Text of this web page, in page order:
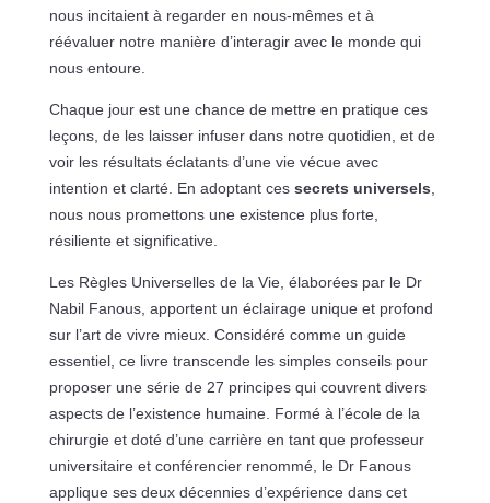
nous incitaient à regarder en nous-mêmes et à
réévaluer notre manière d’interagir avec le monde qui
nous entoure.
Chaque jour est une chance de mettre en pratique ces
leçons, de les laisser infuser dans notre quotidien, et de
voir les résultats éclatants d’une vie vécue avec
intention et clarté. En adoptant ces secrets universels,
nous nous promettons une existence plus forte,
résiliente et significative.
Les Règles Universelles de la Vie, élaborées par le Dr
Nabil Fanous, apportent un éclairage unique et profond
sur l’art de vivre mieux. Considéré comme un guide
essentiel, ce livre transcende les simples conseils pour
proposer une série de 27 principes qui couvrent divers
aspects de l’existence humaine. Formé à l’école de la
chirurgie et doté d’une carrière en tant que professeur
universitaire et conférencier renommé, le Dr Fanous
applique ses deux décennies d’expérience dans cet